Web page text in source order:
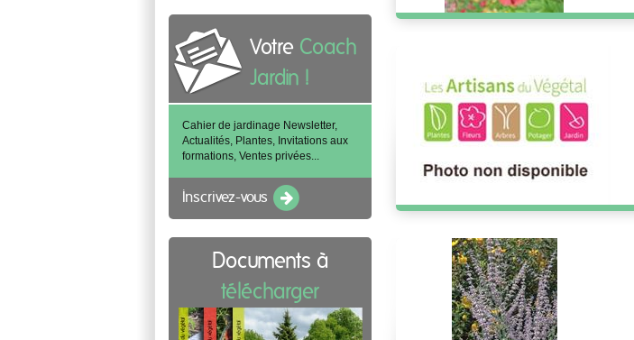
Votre Coach
Jardin !
Cahier de jardinage Newsletter,
Actualités, Plantes, Invitations aux
formations, Ventes privées...
Inscrivez-vous
Documents à
télécharger